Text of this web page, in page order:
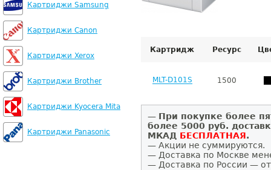
Картриджи Samsung
Картриджи Canon
Картриджи Xerox
Картриджи Brother
Картриджи Kyocera Mita
Картриджи Panasonic
Картридж Ресурс
MLT-D101S 1500
— При покупке более
более 5000 руб.
МКАД БЕСПЛАТНАЯ.
— Акции не суммируются.
— Доставка по Москве
— Доставка по России —